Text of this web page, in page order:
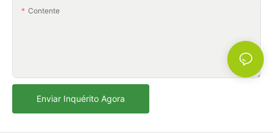
Contente
Enviar Inquérito Agora